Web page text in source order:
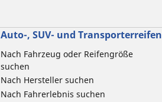
Auto-, SUV- und Transporterreifen
Nach Fahrzeug oder Reifengröße
suchen
Nach Hersteller suchen
Nach Fahrerlebnis suchen